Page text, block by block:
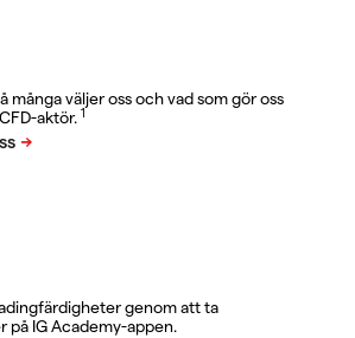
många väljer oss och vad som gör oss
aktör. 1
genom att ta
på IG Academy-appen.